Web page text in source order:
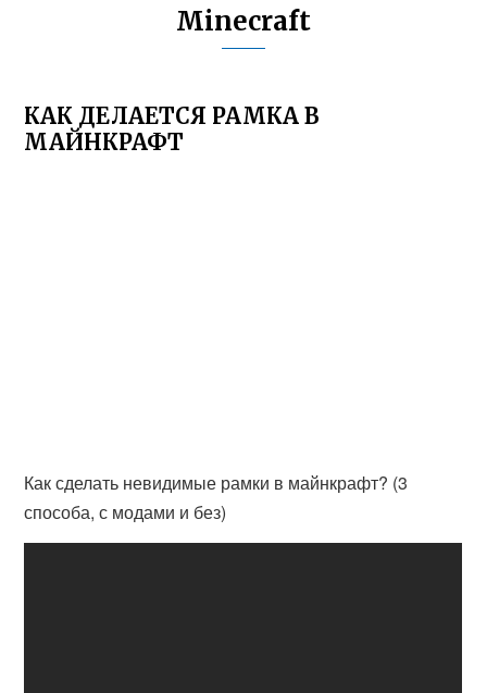
Minecraft
КАК ДЕЛАЕТСЯ РАМКА В
МАЙНКРАФТ
Как сделать невидимые рамки в майнкрафт? (3
способа, с модами и без)